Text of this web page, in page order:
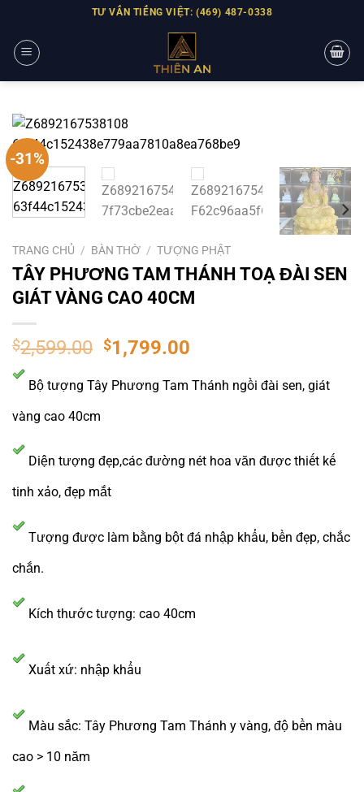
content
TƯ VẤN TIẾNG VIỆT: (469) 487-0338
-31%
TRANG CHỦ / BÀN THỜ / TƯỢNG PHẬT
TÂY PHƯƠNG TAM THÁNH TOẠ ĐÀI SEN
GIÁT VÀNG CAO 40CM
$2,599.00 $1,799.00
Bộ tượng Tây Phương Tam Thánh ngồi đài sen, giát
vàng cao 40cm
Diện tượng đẹp,các đường nét hoa văn được thiết kế
tinh xảo, đẹp mắt
Tượng được làm bằng bột đá nhập khẩu, bền đẹp, chắc
chắn.
Kích thước tượng: cao 40cm
Xuất xứ: nhập khẩu
Màu sắc: Tây Phương Tam Thánh y vàng, độ bền màu
cao > 10 năm